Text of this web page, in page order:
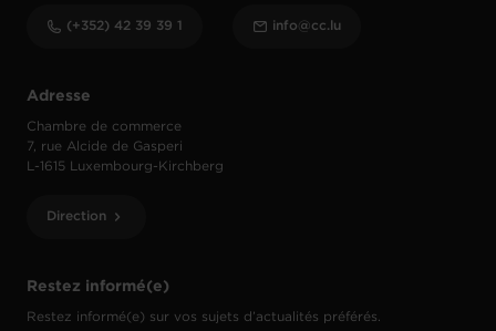
Restez informé(e)
Restez informé(e) sur vos sujets d’actualités préférés.
Adresse
Chambre de commerce
7, rue Alcide de Gasperi
L-1615 Luxembourg-Kirchberg
Direction
(+352) 42 39 39 1 info@cc.lu